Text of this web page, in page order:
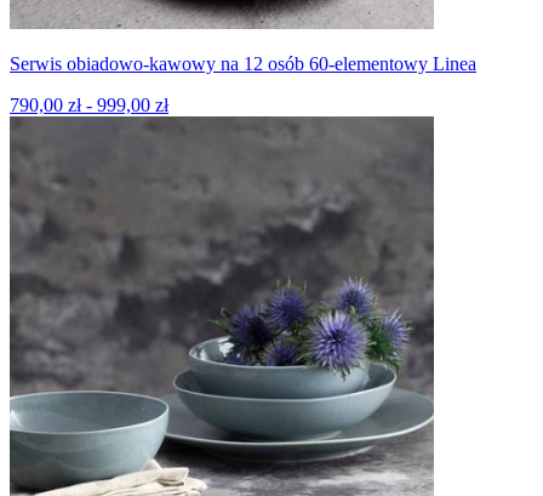
Serwis obiadowo-kawowy na 12 osób 60-elementowy Linea
790,00 zł - 999,00 zł